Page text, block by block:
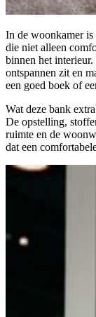
In de woonkamer
die niet alleen
binnen het interieur.
ontspannen zit en
een goed boek of
Wat deze bank
De opstelling,
ruimte en de
dat een